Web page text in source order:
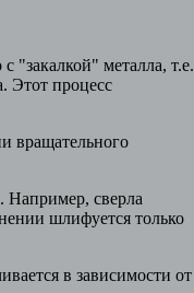
"закалкой" металла, т.е.
Этот процесс
вращательного
сверла
шлифуется только
в зависимости от